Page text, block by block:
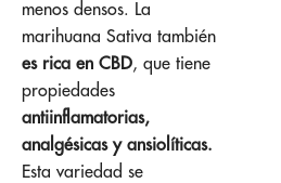
menos densos. La
marihuana Sativa también
es rica en CBD, que tiene
propiedades
antiinflamatorias,
analgésicas y ansiolíticas.
Esta variedad se